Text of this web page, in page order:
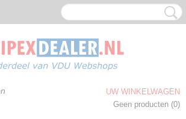
UW WINKELWAGEN
Geen producten (0)